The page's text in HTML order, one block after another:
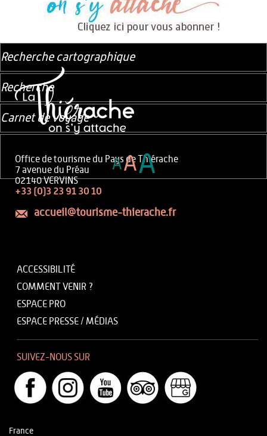
Office de tourisme du Pays de Thiérache
7 avenue du Préau
02140 VERVINS
+33 (0)3 23 91 30 10
accueil@tourisme-thierache.fr
ACCESSIBILITÉ
COMMENT VENIR ?
ESPACE PRO
ESPACE PRESSE / MÉDIAS
SUIVEZ-NOUS SUR
France
Recherche cartographique
Recherche
Carnet de voyage
AAA